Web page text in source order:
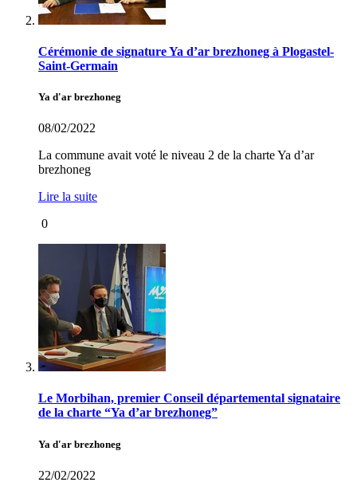
Cérémonie de signature Ya d’ar brezhoneg à Plogastel-
Saint-Germain
Ya d'ar brezhoneg
08/02/2022
La commune avait voté le niveau 2 de la charte Ya d’ar
brezhoneg
Lire la suite
0
Le Morbihan, premier Conseil départemental signataire
de la charte “Ya d’ar brezhoneg”
Ya d'ar brezhoneg
22/02/2022